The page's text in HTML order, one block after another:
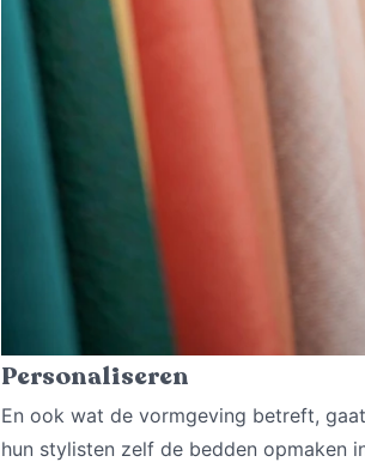
Personaliseren
En ook wat de vormgeving betreft,
hun stylisten zelf de bedden opmaken